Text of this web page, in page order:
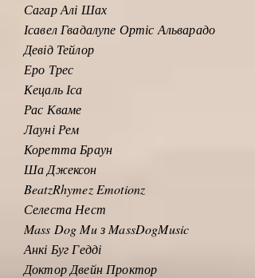
Сагар Алі Шах
Ісавел Гвадалупе Ортіс Альварадо
Девід Тейлор
Еро Трес
Кецаль Іса
Рас Кваме
Лауні Рем
Коретта Браун
Ша Джексон
BeatzRhymez Emotionz
Селеста Нест
Mass Dog Mu з MassDogMusic
Анкі Буг Гедді
Доктор Двейн Проктор